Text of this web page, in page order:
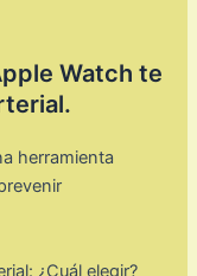
Watch te
herramienta